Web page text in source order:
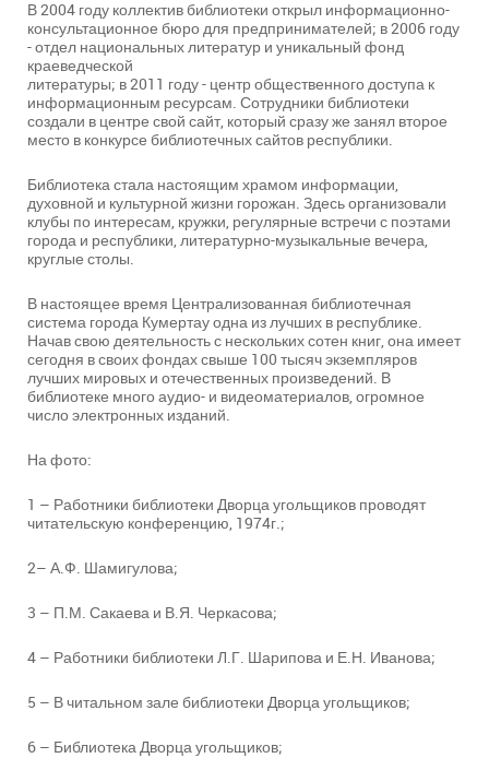
В 2004 году коллектив библиотеки открыл информационно-
консультационное бюро для предпринимателей; в 2006 году
- отдел национальных литератур и уникальный фонд
краеведческой
литературы; в 2011 году - центр общественного доступа к
информационным ресурсам. Сотрудники библиотеки
создали в центре свой сайт, который сразу же занял второе
место в конкурсе библиотечных сайтов республики.
Библиотека стала настоящим храмом информации,
духовной и культурной жизни горожан. Здесь организовали
клубы по интересам, кружки, регулярные встречи с поэтами
города и республики, литературно-музыкальные вечера,
круглые столы.
В настоящее время Централизованная библиотечная
система города Кумертау одна из лучших в республике.
Начав свою деятельность с нескольких сотен книг, она имеет
сегодня в своих фондах свыше 100 тысяч экземпляров
лучших мировых и отечественных произведений. В
библиотеке много аудио- и видеоматериалов, огромное
число электронных изданий.
На фото:
1 – Работники библиотеки Дворца угольщиков проводят
читательскую конференцию, 1974г.;
2– А.Ф. Шамигулова;
3 – П.М. Сакаева и В.Я. Черкасова;
4 – Работники библиотеки Л.Г. Шарипова и Е.Н. Иванова;
5 – В читальном зале библиотеки Дворца угольщиков;
6 – Библиотека Дворца угольщиков;